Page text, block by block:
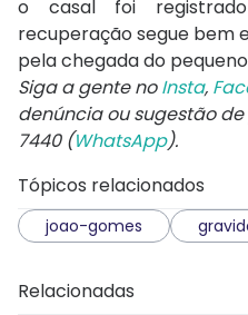
o casal foi
recuperação segue bem
pela chegada do
Siga a gente noInsta,
denúncia ou sugestão
7440 (WhatsApp).
Tópicos relacionados
joao-gomes
Relacionadas